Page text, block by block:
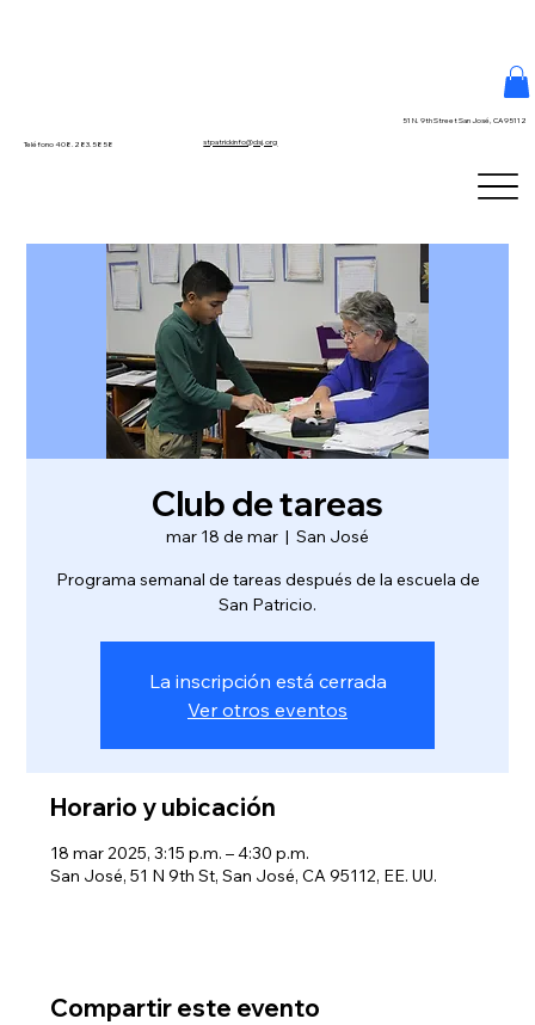
Teléfono 408.283.5858 stpatrickinfo@dsj.org
51 N. 9th Street San José, CA 95112
Club de tareas
mar 18 de mar
  |
San José
Programa semanal de tareas después de la escuela de
San Patricio.
La inscripción está cerrada
Ver otros eventos
Horario y ubicación
18 mar 2025, 3:15 p.m. – 4:30 p.m.
San José, 51 N 9th St, San José, CA 95112, EE. UU.
Compartir este evento